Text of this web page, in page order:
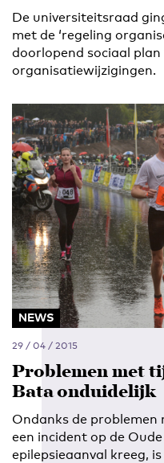
De universiteitsraad
met de ‘regeling
doorlopend sociaal
organisatiewijzigingen.
NEWS
29 / 04 / 2015
Problemen met
Bata onduidelijk
Ondanks de
een incident op de
epilepsieaanval kreeg,